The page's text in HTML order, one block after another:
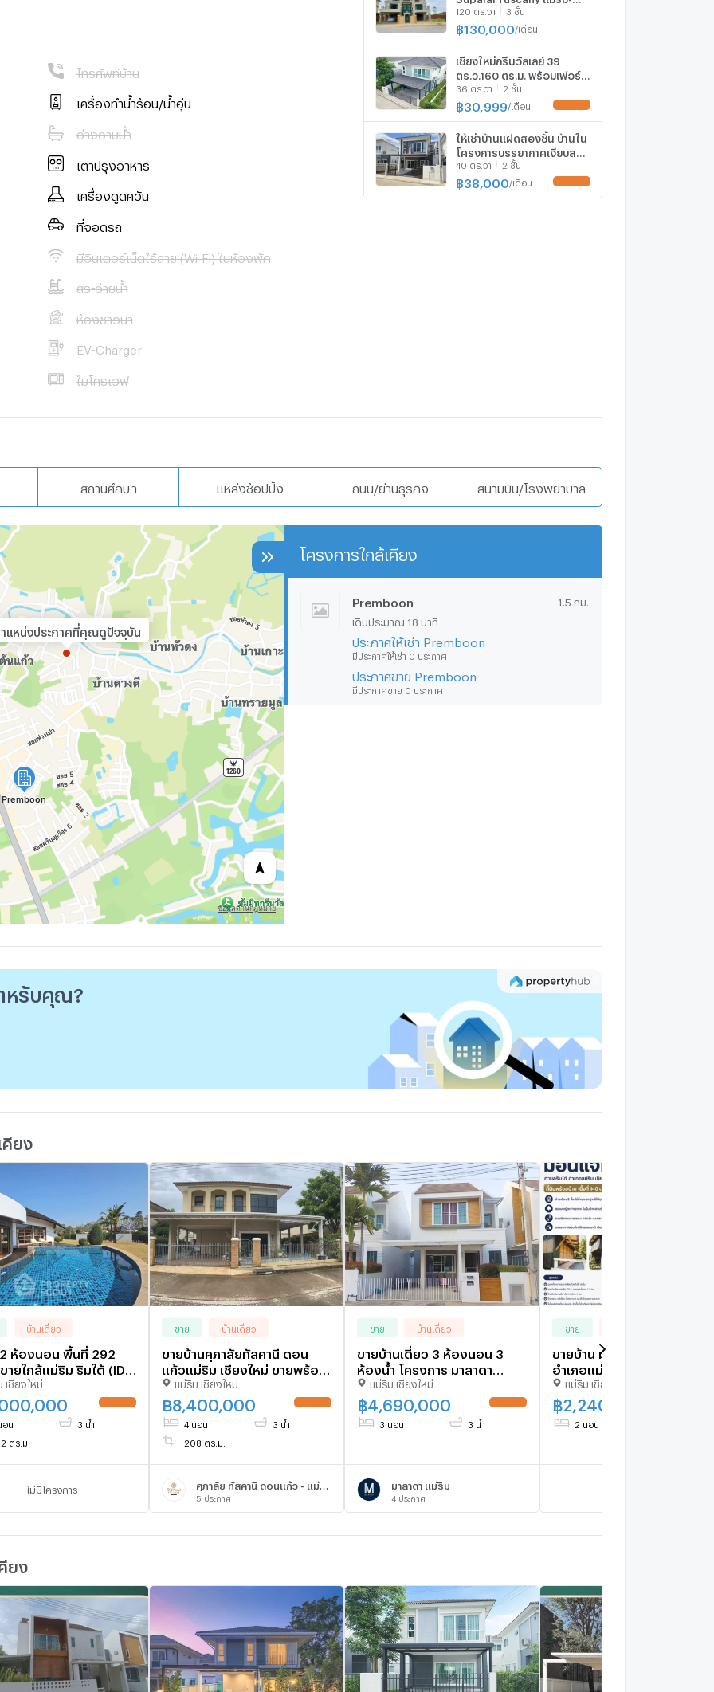
สอยกว้างขวาง
คุณดาว095-
,คุณ
โทรศัพท์บ้าน
เครื่องทำน้ำร้อน/น้ำอุ่น
อ่างอาบน้ำ
เตาปรุงอาหาร
เครื่องดูดควัน
ที่จอดรถ
มีอินเตอร์เน็ตไร้สาย (Wi-Fi) ในห้องพัก
สระว่ายน้ำ
ห้องซาวน่า
EV-Charger
ไมโครเวฟ
เชียงใหม่ เฟอร์ + เครื่องใช้
ไฟฟ้าครบ พร้อมอยู่ ใกล้สนาม
Valley (RA1135)
120 ตร.วา 3 ชั้น
฿130,000 /เดือน
เชียงใหม่กรีนวัลเลย์ 39
ตร.ว.160 ตร.ม. พร้อมเฟอร์ฯ
ดอนแก้ว แม่ริม ไดนาสตี้ ไทล์
ท้อป แม่ริม2 บ้านเดี่ยว 2 ชั้น 3
36 ตร.วา 2 ชั้น
฿30,999 /เดือน
ให้เช่าบ้านแฝดสองชั้น บ้านใน
โครงการบรรยากาศเงียบสงบ
ทำเลแม่ริม #AMR-H0314
40 ตร.วา 2 ชั้น
฿38,000 /เดือน
สถานศึกษา แหล่งช้อปปิ้ง ถนน/ย่านธุรกิจ สนามบิน/โรงพยาบาล
โครงการใกล้เคียง
Premboon 1.5 กม.
เดินประมาณ 18 นาที
ประกาศให้เช่า Premboon
มีประกาศให้เช่า 0 ประกาศ
ประกาศขาย Premboon
มีประกาศขาย 0 ประกาศ
แหน่งประกาศที่คุณดูปัจจุบัน
ำหรับคุณ?
คียง
บ้านเดี่ยว
ห้องนอน พื้นที่ 292
ายใกล้แม่ริม ริมใต้ (ID
เชียงใหม่
อน 3 น้ำ
ตร.ม.
ไม่มีโครงการ
ขาย บ้านเดี่ยว
ขายบ้านศุภาลัยทัสคานี ดอน
แก้วแม่ริม เชียงใหม่ ขายพร้อม
เฟอร์นิเจอร์และเครื่องใช้ไฟฟ้า
ใกล้กาดฝรั่งแม่ริม T.094-
6511456
แม่ริม เชียงใหม่
฿8,400,000
4 นอน 3 น้ำ
208 ตร.ม.
ศุภาลัย ทัสคานี ดอนแก้ว - แม่ริม
5 ประกาศ
ขาย บ้านเดี่ยว
ขายบ้านเดี่ยว 3 ห้องนอน 3
ห้องน้ำ โครงการ มาลาดา
แม่ริม-เชียงใหม่ ใกล้กาดฝรั่ง
(H467) T.0946511456
แม่ริม เชียงใหม่
฿ 4,690,000
3 นอน 3 น้ำ
มาลาดา แม่ริม
4 ประกาศ
ขาย
ขายบ้าน ม่อนแจ่ม ตำบลริมใต้
อำเภอแม่ริม เชียงใหม่
แม่ริม เชียงใหม่
฿2,240,000
2 นอน
ยง